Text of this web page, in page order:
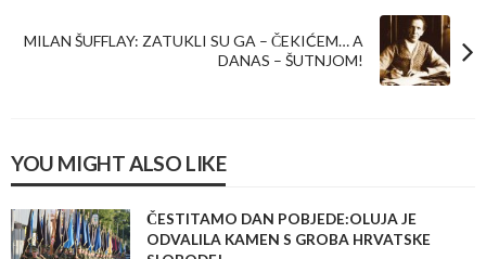
MILAN ŠUFFLAY: ZATUKLI SU GA – ČEKIĆEM… A
DANAS – ŠUTNJOM!
YOU MIGHT ALSO LIKE
ČESTITAMO DAN POBJEDE:OLUJA JE
ODVALILA KAMEN S GROBA HRVATSKE